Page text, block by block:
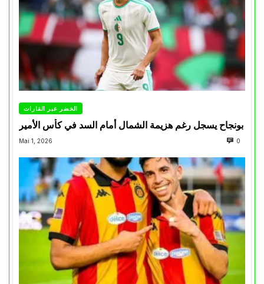
الخضر عبر القارات
بونجاح يسجل رغم هزيمة الشمال أمام السد في كأس الأمير
Mai 1, 2026 0